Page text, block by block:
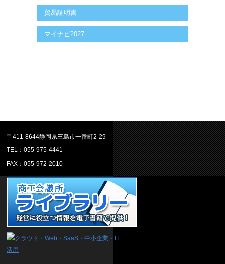
貿易証明書
マイナビ2027
〒411-8644静岡県三島市一番町2-29
TEL：055-975-4441
FAX：055-972-2010